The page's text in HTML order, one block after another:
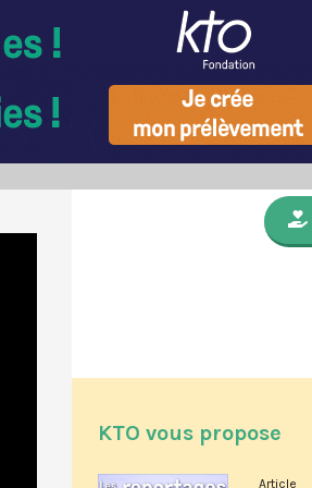
KTO vous propose
Article